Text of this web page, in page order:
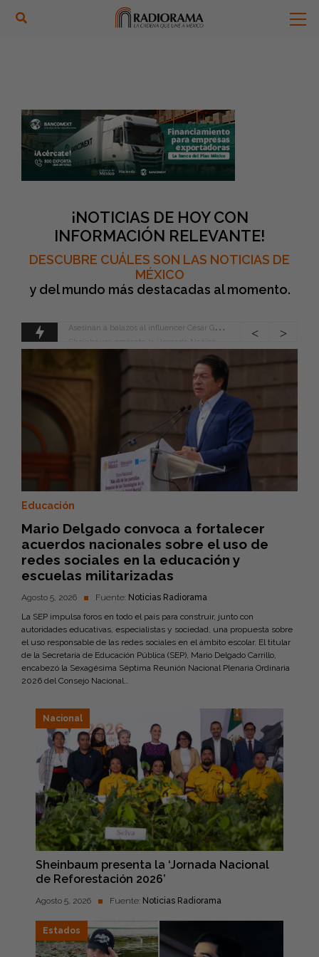
¡NOTICIAS DE HOY CON
INFORMACIÓN RELEVANTE!
DESCUBRE CUÁLES SON LAS NOTICIAS DE
MÉXICO
y del mundo más destacadas al momento.
S
heinbaum presenta la ‘Jornada Nacional de Reforestación 2026’
Educación
Mario Delgado convoca a fortalecer
acuerdos nacionales sobre el uso de
redes sociales en la educación y
escuelas militarizadas
Agosto 5, 2026 Fuente: Noticias Radiorama
La SEP impulsa foros en todo el país para construir, junto con
autoridades educativas, especialistas y sociedad, una propuesta sobre
el uso responsable de las redes sociales en el ámbito escolar. El titular
de la Secretaría de Educación Pública (SEP), Mario Delgado Carrillo,
encabezó la Sexagésima Séptima Reunión Nacional Plenaria Ordinaria
2026 del Consejo Nacional…
Nacional
Sheinbaum presenta la ‘Jornada Nacional
de Reforestación 2026’
Agosto 5, 2026 Fuente: Noticias Radiorama
Estados